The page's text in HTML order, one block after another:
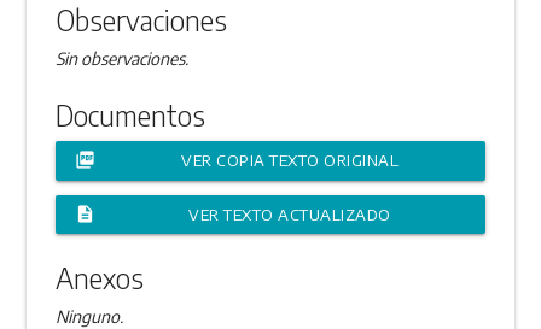
Observaciones
Sin observaciones.
Documentos
picture_as_pdf VER COPIA TEXTO ORIGINAL
description VER TEXTO ACTUALIZADO
Anexos
Ninguno.